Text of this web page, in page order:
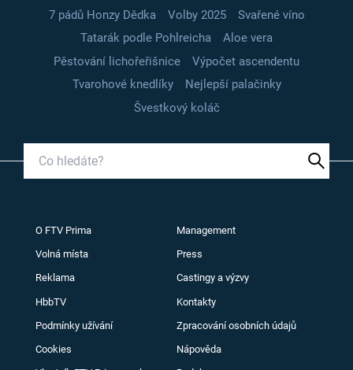
7 pádů Honzy Dědka
Volby 2025
Svařené víno
Tatarák podle Pohlreicha
Aloe vera
Pěstování lichořeřišnice
Výpočet ascendentu
Tvarohové knedlíky
Nejlepší palačinky
Švestkový koláč
O FTV Prima Management
Volná místa Press
Reklama Castingy a výzvy
HbbTV Kontakty
Podmínky užívání Zpracování osobních údajů
Cookies Nápověda